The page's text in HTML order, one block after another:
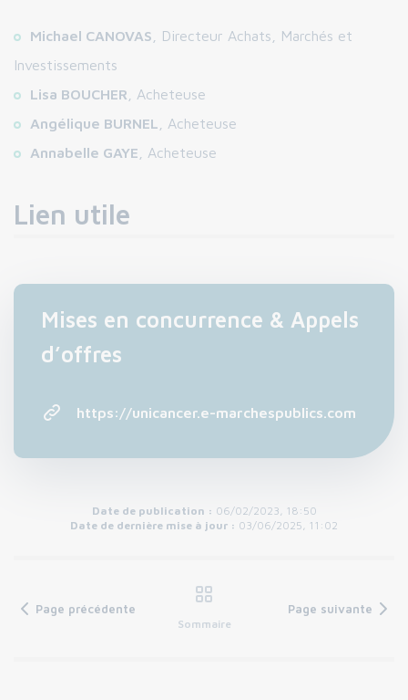
Michael CANOVAS , Directeur Achats, Marchés et
Investissements
Lisa BOUCHER , Acheteuse
Angélique BURNEL , Acheteuse
Annabelle GAYE , Acheteuse
Lien utile
Mises en concurrence & Appels
d’offres
https://unicancer.e-marchespublics.com
Date de publication : 06/02/2023, 18:50
Date de dernière mise à jour : 03/06/2025, 11:02
Page précédente
Sommaire
Page suivante